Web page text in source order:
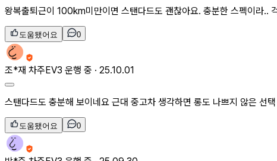
왕복출퇴근이 100km미만이면 스탠다드도 괜찮아요. 충분한 스펙이라..
도움됐어요 0
조*재 차주EV3 운행 중 · 25.10.01
스탠다드도 충분해 보이네요 근대 중고차 생각하면 롱도 나쁘지 않은 선
도움됐어요 0